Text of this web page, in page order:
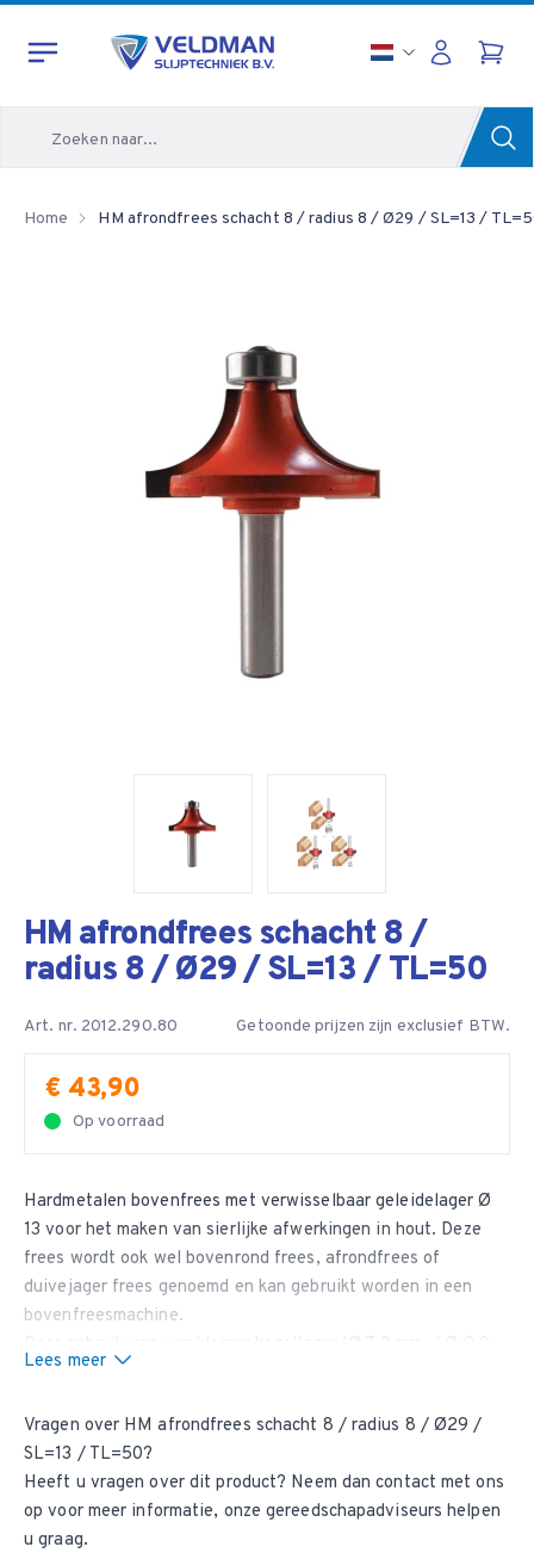
Home HM afrondfrees schacht 8 / radius 8 / Ø29 / SL=13 /
HM afrondfrees schacht 8 /
radius 8 / Ø29 / SL=13 / TL=50
Art. nr. 2012.290.80 Getoonde prijzen zijn exclusief BTW.
€ 43,90
Op voorraad
Hardmetalen bovenfrees met verwisselbaar geleidelager Ø
13 voor het maken van sierlijke afwerkingen in hout. Deze
frees wordt ook wel bovenrond frees, afrondfrees of
duivejager frees genoemd en kan gebruikt worden in een
bovenfreesmachine.
mm. / Ø 10,0 mm.) op de frees kan deze ook gebruikt worden
Vragen over afrondfrezen?
Heeft u vragen over deze duivejager profielfrees? Neem dan
contact met ons opvoor meer informatie, onze
gereedschapadviseurs helpen u graag.
Lees meer
Vragen over HM afrondfrees schacht 8 / radius 8 / Ø29 /
SL=13 / TL=50?
Heeft u vragen over dit product? Neem dancontact met ons
op voor meer informatie, onze gereedschapadviseurs helpen
u graag.